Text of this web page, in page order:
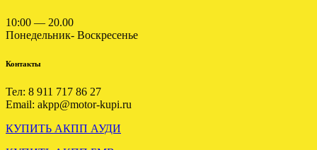
.
10:00 — 20.00
Понедельник- Воскресенье
Контакты
Тел: 8 911 717 86 27
Email: akpp@motor-kupi.ru
КУПИТЬ АКПП АУДИ